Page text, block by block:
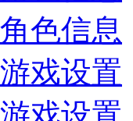
角色信息
游戏设置